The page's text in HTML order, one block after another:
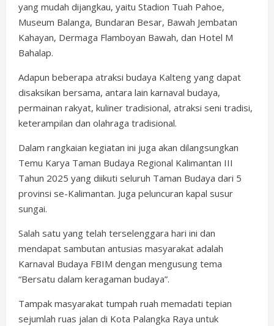
yang mudah dijangkau, yaitu Stadion Tuah Pahoe,
Museum Balanga, Bundaran Besar, Bawah Jembatan
Kahayan, Dermaga Flamboyan Bawah, dan Hotel M
Bahalap.
Adapun beberapa atraksi budaya Kalteng yang dapat
disaksikan bersama, antara lain karnaval budaya,
permainan rakyat, kuliner tradisional, atraksi seni tradisi,
keterampilan dan olahraga tradisional.
Dalam rangkaian kegiatan ini juga akan dilangsungkan
Temu Karya Taman Budaya Regional Kalimantan III
Tahun 2025 yang diikuti seluruh Taman Budaya dari 5
provinsi se-Kalimantan. Juga peluncuran kapal susur
sungai.
Salah satu yang telah terselenggara hari ini dan
mendapat sambutan antusias masyarakat adalah
Karnaval Budaya FBIM dengan mengusung tema
“Bersatu dalam keragaman budaya”.
Tampak masyarakat tumpah ruah memadati tepian
sejumlah ruas jalan di Kota Palangka Raya untuk